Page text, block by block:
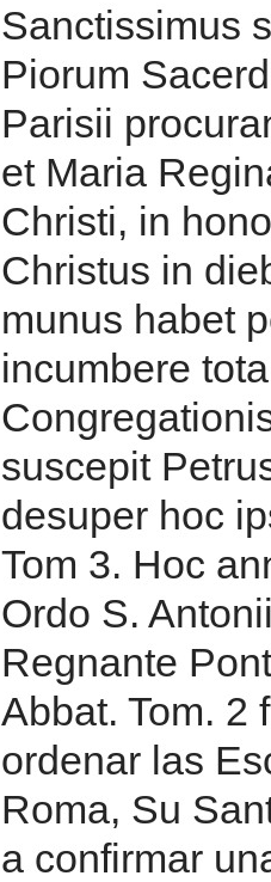
Sanctissimus
Piorum
Parisii
et Maria
Christi, in
Christus in
munus habet
incumbere
suscepit
desuper hoc
Tom 3. Hoc
Ordo S.
Regnante
Abbat. Tom. 2
ordenar las
Roma, Su
a confirmar